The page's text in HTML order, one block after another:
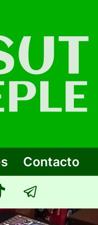
Contacto